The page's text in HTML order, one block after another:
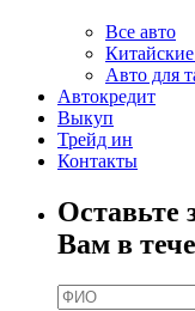
Все авто
Авто для
Автокредит
Выкуп
Трейд ин
Контакты
Оставьте
Вам в